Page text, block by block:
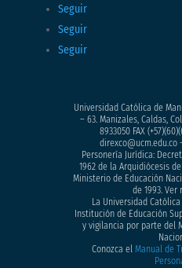
Seguir
Seguir
Seguir
Universidad Católica de
– 63. Manizales, Caldas,
8933050FAX
direxco@ucm.edu.co
Personería Jurídica:
1962 de la Arquidiócesis
Ministerio de Educación
de 1993. Ver
La Universidad
Institución de Educación
y vigilancia por parte del
Conozca elManual de